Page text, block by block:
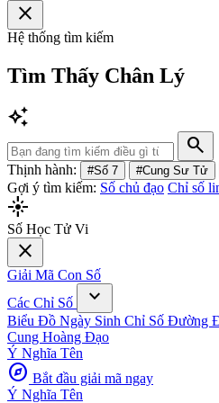
close
Hệ thống tìm kiếm
Tìm Thấy Chân Lý
auto_awesome
search
Thịnh hành: #Số 7 #Cung Sư Tử
Gợi ý tìm kiếm: Số chủ đạo Chỉ số
flare
Số Học Tử Vi
close
Giải Mã Con Số
Các Chỉ Số
expand_more
Biểu Đồ Ngày Sinh Chỉ Số Đường
Cung Hoàng Đạo
Ý Nghĩa Tên
explore Bắt đầu giải mã ngay
Ý Nghĩa Tên